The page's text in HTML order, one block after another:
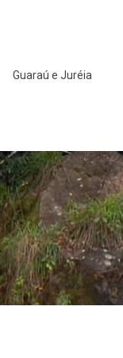
Guaraú e Juréia